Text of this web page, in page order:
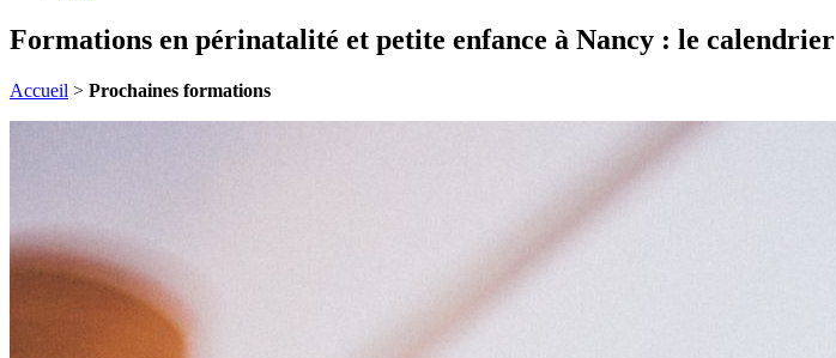
Formations en périnatalité et petite enfance à Nancy : le calendrier
Accueil > Prochaines formations